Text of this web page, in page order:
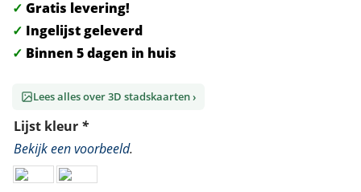
✓ Gratis levering!
✓ Ingelijst geleverd
✓ Binnen 5 dagen in huis
Lees alles over 3D stadskaarten ›
Lijst kleur *
Bekijk een voorbeeld.